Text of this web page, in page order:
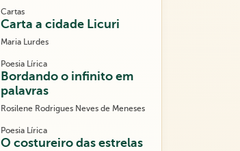
Cartas
Carta a cidade Licuri
Maria Lurdes
Poesia Lírica
Bordando o infinito em
palavras
Rosilene Rodrigues Neves de Meneses
Poesia Lírica
O costureiro das estrelas